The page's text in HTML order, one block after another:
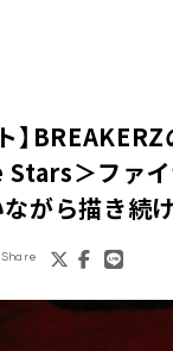
】
＞ファイ
がら描き続け
Share